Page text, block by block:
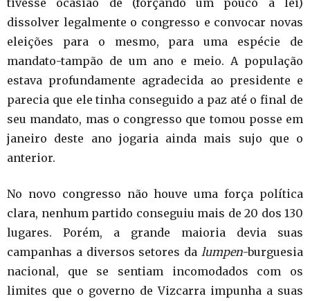
dissolver legalmente o congresso e convocar novas
eleições para o mesmo, para uma espécie de
mandato-tampão de um ano e meio. A população
estava profundamente agradecida ao presidente e
parecia que ele tinha conseguido a paz até o final de
seu mandato, mas o congresso que tomou posse em
janeiro deste ano jogaria ainda mais sujo que o
anterior.
No novo congresso não houve uma força política
clara, nenhum partido conseguiu mais de 20 dos 130
lugares. Porém, a grande maioria devia suas
campanhas a diversos setores da lumpen-burguesia
nacional, que se sentiam incomodados com os
limites que o governo de Vizcarra impunha a suas